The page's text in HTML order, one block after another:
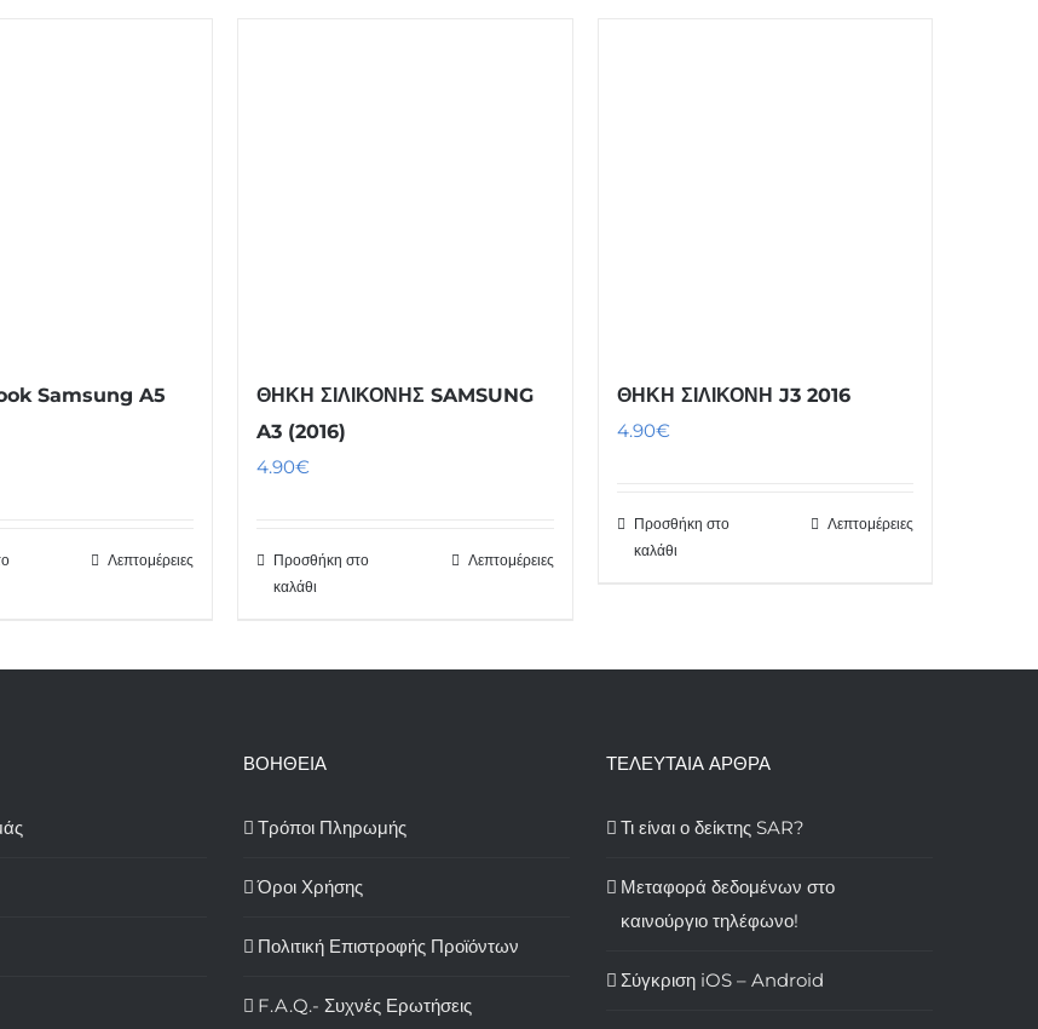
Samsung A5
Λεπτομέρειες
ΘΗΚΗ ΣΙΛΙΚΟΝΗΣ SAMSUNG
A3 (2016)
4.90€
Προσθήκη στο
καλάθι
Λεπτομέρειες
ΘΗΚΗ ΣΙΛΙΚΟΝΗ J3 2016
4.90€
Προσθήκη στο
καλάθι
Λεπτομέρειες
ΒΟΗΘΕΙΑ
Τρόποι Πληρωμής
Όροι Χρήσης
Πολιτική Επιστροφής Προϊόντων
F.A.Q.- Συχνές Ερωτήσεις
ΤΕΛΕΥΤΑΙΑ ΑΡΘΡΑ
Τι είναι ο δείκτης SAR?
Μεταφορά δεδομένων στο
καινούργιο τηλέφωνο!
Σύγκριση iOS – Android